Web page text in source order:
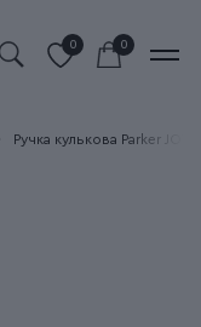
0 0
Ручка кулькова Parker